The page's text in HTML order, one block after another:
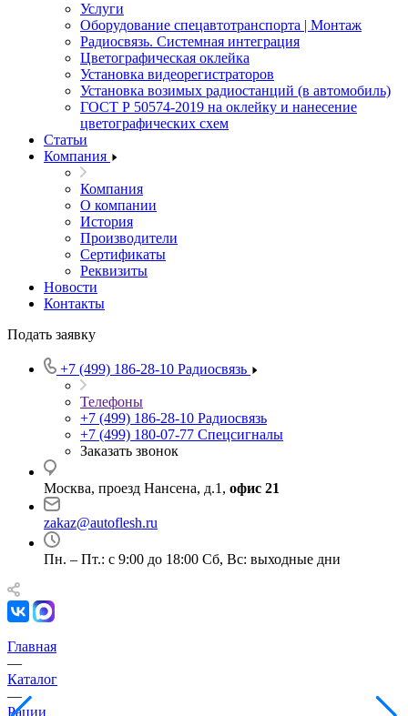
Услуги
Оборудование спецавтотранспорта | Монтаж
Радиосвязь. Системная интеграция
Цветографическая оклейка
Установка видеорегистраторов
Установка возимых радиостанций (в автомобиль)
ГОСТ Р 50574-2019 на оклейку и нанесение
цветографических схем
Статьи
Компания
Компания
О компании
История
Производители
Сертификаты
Реквизиты
Новости
Контакты
Подать заявку
+7 (499) 186-28-10 Радиосвязь
Телефоны
+7 (499) 186-28-10 Радиосвязь
+7 (499) 180-07-77 Спецсигналы
Заказать звонок
Москва, проезд Нансена, д.1, офис 21
zakaz@autoflesh.ru
Пн. – Пт.: с 9:00 до 18:00 Cб, Вс: выходные дни
Главная
—
Каталог
—
Рации